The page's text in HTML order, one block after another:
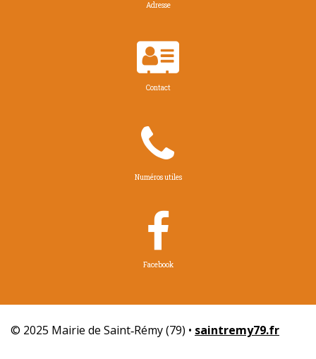
Adresse

Contact

Numéros utiles

Facebook
© 2025 Mairie de Saint‑Rémy (79) • saintremy79.fr